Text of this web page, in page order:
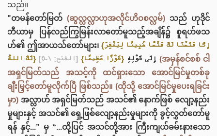
သည်။
"တမန်တော်မြတ် (ဆွလ္လလ္လာဟုအလိုင်ဟိဝစလ္လမ်) သည် ဟုဒိုင်
ဘီယာမှ ပြန်လည်ကြွမြန်းလာတော်မူသည့်အချိန်၌ စူရဟ်ဖသ
ဟ်၏ ဤအာယသ်တော်များ၊{إِنَّا فَتَحْنَا لَكَ فَتْحًا مُبِينًا لِيَغْفِرَ
لَكَ اللهُ}
إِلَى قَوْلِهِ {فَوْزًا عَظِيمًا} [الفتح: ١-٥]
(အမှန်စင်စစ် ငါ
အရှင်မြတ်သည် အသင့်ကို ထင်ရှားသော အောင်မြင်မှုတစ်ခု
ချီးမြှင့်တော်မူလိုက်ပြီ ဖြစ်သည်။ (ထိုသို့ အောင်မြင်မှုပေးရခြင်း
မှာ) အလ္လာဟ် အရှင်မြတ်သည် အသင်၏ နောက်ဖြစ် လျော့နည်း
မှုများနှင့် အသင်၏ ရှေ့ဖြစ်လျော့နည်းမှုများကို ခွင့်လွှတ်တော်မူ
ရန် နှင့်...” မှ “...ထို့ပြင် အသင်တို့အား ကြီးကျယ်ခမ်းနားသော